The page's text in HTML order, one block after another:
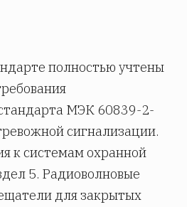
полностью учтены
МЭК 60839-2-
сигнализации.
к системам охранной
5. Радиоволновые
для закрытых